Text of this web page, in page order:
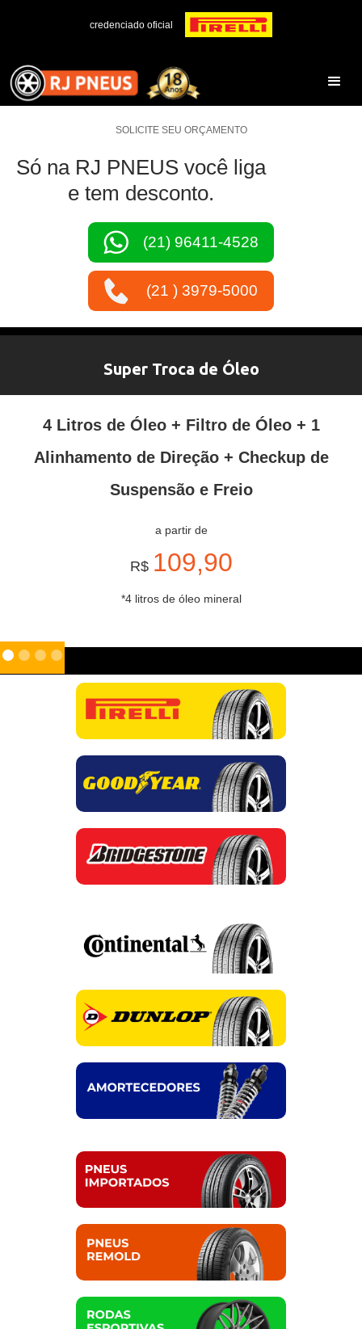
credenciado oficial
SOLICITE SEU ORÇAMENTO
Só na RJ PNEUS você liga
e tem desconto.
(21) 96411-4528
(21 ) 3979-5000
Super Troca de Óleo
4 Litros de Óleo + Filtro de Óleo + 1
Alinhamento de Direção + Checkup de
Suspensão e Freio
a partir de
R$ 109,90
*4 litros de óleo mineral